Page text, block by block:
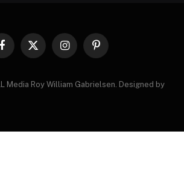
Facebook
X
InstagramPinterest
Media Roy William Gabrielsen. Designed by